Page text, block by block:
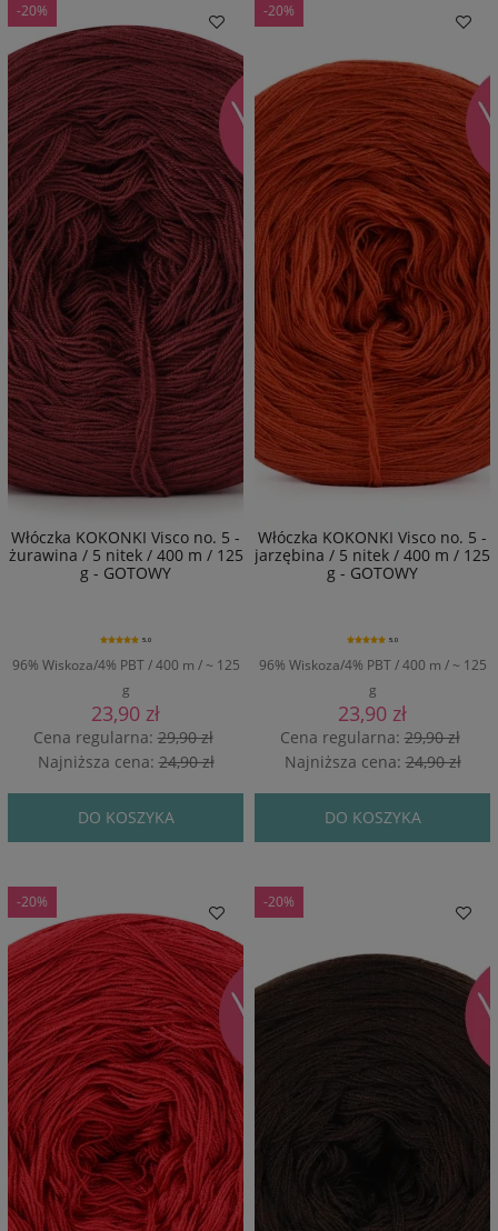
Włóczka KOKONKI Visco no. 5 -
żurawina / 5 nitek / 400 m / 125
g - GOTOWY
96% Wiskoza/4% PBT / 400 m / ~ 125
g
5.0
23,90 zł
Cena regularna:29,90 zł
Najniższa cena:24,90 zł
DO KOSZYKA
-20%
Włóczka KOKONKI Visco no. 5 -
jarzębina / 5 nitek / 400 m / 125
g - GOTOWY
96% Wiskoza/4% PBT / 400 m / ~ 125
g
5.0
23,90 zł
Cena regularna:29,90 zł
Najniższa cena:24,90 zł
DO KOSZYKA
-20%
-20% -20%